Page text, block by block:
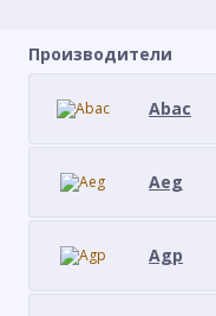
Производители
Abac
Aeg
Agp